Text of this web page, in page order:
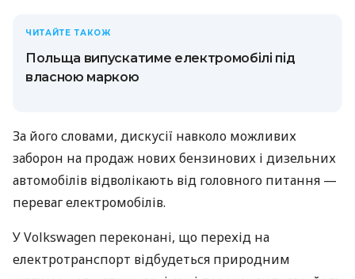
ЧИТАЙТЕ ТАКОЖ
Польща випускатиме електромобілі під
власною маркою
За його словами, дискусії навколо можливих
заборон на продаж нових бензинових і дизельних
автомобілів відволікають від головного питання —
переваг електромобілів.
У Volkswagen переконані, що перехід на
електротранспорт відбудеться природним